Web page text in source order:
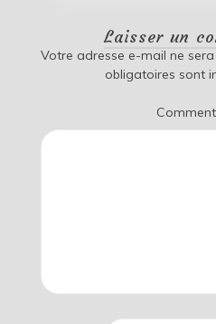
Laisser un
Votre adresse e-mail ne
obligatoires sont